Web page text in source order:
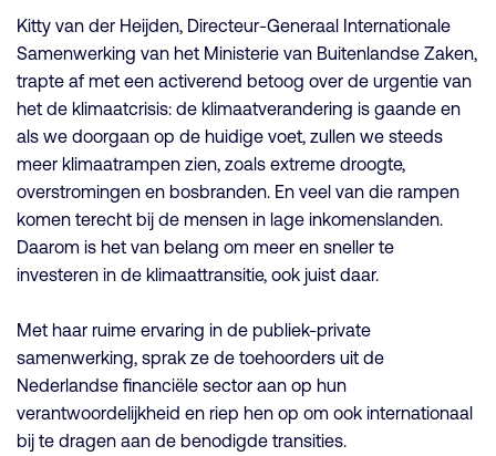
Kitty van der Heijden, Directeur-Generaal Internationale
Samenwerking van het Ministerie van Buitenlandse Zaken,
trapte af met een activerend betoog over de urgentie van
het de klimaatcrisis: de klimaatverandering is gaande en
als we doorgaan op de huidige voet, zullen we steeds
meer klimaatrampen zien, zoals extreme droogte,
overstromingen en bosbranden. En veel van die rampen
komen terecht bij de mensen in lage inkomenslanden.
Daarom is het van belang om meer en sneller te
investeren in de klimaattransitie, ook juist daar.
Met haar ruime ervaring in de publiek-private
samenwerking, sprak ze de toehoorders uit de
Nederlandse financiële sector aan op hun
verantwoordelijkheid en riep hen op om ook internationaal
bij te dragen aan de benodigde transities.